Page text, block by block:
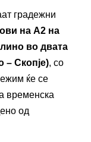
градежни
на А2 на
во двата
– Скопје), со
ќе се
временска
од